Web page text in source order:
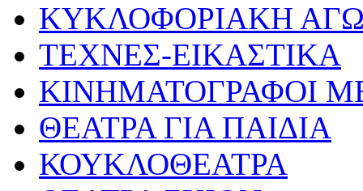
ΚΥΚΛΟΦΟΡΙΑΚΗ
ΤΕΧΝΕΣ-ΕΙΚΑΣΤΙΚΑ
ΚΙΝΗΜΑΤΟΓΡΑΦΟΙ
ΘΕΑΤΡΑ ΓΙΑ ΠΑΙΔΙΑ
ΚΟΥΚΛΟΘΕΑΤΡΑ